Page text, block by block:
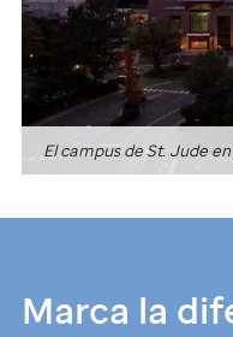
El campus deSt. Jude
Marca la